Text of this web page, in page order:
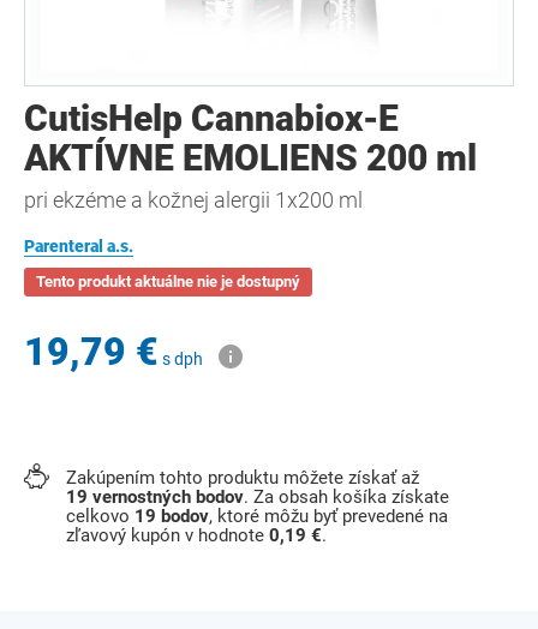
CutisHelp Cannabiox-E
AKTÍVNE EMOLIENS 200 ml
pri ekzéme a kožnej alergii 1x200 ml
Parenteral a.s.
Tento produkt aktuálne nie je dostupný
19,79 € s dph
Zakúpením tohto produktu môžete získať až
19 vernostných bodov. Za obsah košíka získate
celkovo 19 bodov, ktoré môžu byť prevedené na
zľavový kupón v hodnote 0,19 €.